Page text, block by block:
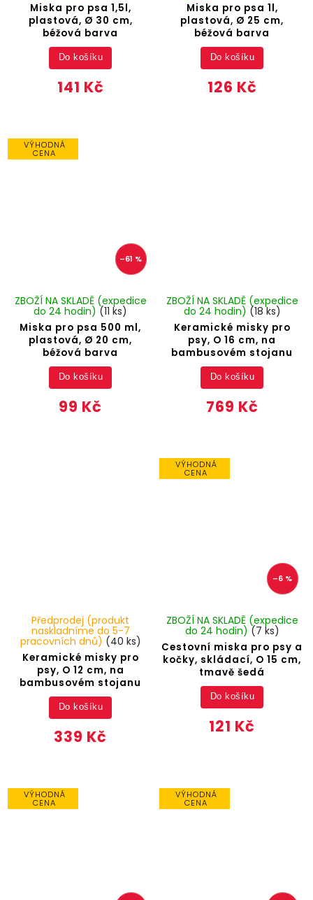
Miska pro psa 1,5l,
plastová, Ø 30 cm,
béžová barva
141 Kč
Do košíku
Miska pro psa 1l,
plastová, Ø 25 cm,
béžová barva
126 Kč
Do košíku
VÝHODNÁ
CENA
–61 %
Miska pro psa 500 ml,
plastová, Ø 20 cm,
béžová barva
ZBOŽÍ NA SKLADĚ (expedice
do 24 hodin) (11 ks)
99 Kč
Do košíku
Keramické misky pro
psy, O 16 cm, na
bambusovém stojanu
ZBOŽÍ NA SKLADĚ (expedice
do 24 hodin) (18 ks)
769 Kč
Do košíku
Keramické misky pro
psy, O 12 cm, na
bambusovém stojanu
Předprodej (produkt
naskladníme do 5-7
pracovních dnů) (40 ks)
339 Kč
Do košíku
VÝHODNÁ
CENA
–6 %
Cestovní miska pro psy a
kočky, skládací, O 15 cm,
tmavě šedá
ZBOŽÍ NA SKLADĚ (expedice
do 24 hodin) (7 ks)
121 Kč
Do košíku
VÝHODNÁ
CENA
VÝHODNÁ
CENA